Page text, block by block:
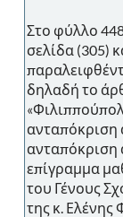
Στο φύλλο
σελίδα (305)
δηλαδή το
ανταπόκριση
ανταπόκριση
επίγραμμα
του Γένους
της κ. Ελένης